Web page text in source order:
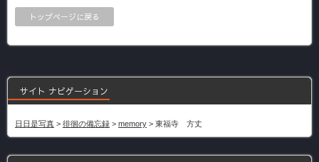
トップページに戻る
サイト ナビゲーション
日日是写真 > 徘徊の備忘録 > memory > 東福寺 方丈